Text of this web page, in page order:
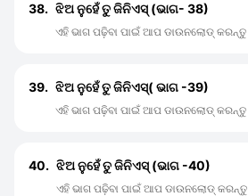
38. ଝିଅ ନୁହେଁ ତୁ ଜିନିଏସ୍ (ଭାଗ- 38)
ଏହି ଭାଗ ପଢ଼ିବା ପାଇଁ ଆପ ଡାଉନଲୋଡ୍ କରନ୍ତୁ
39. ଝିଅ ନୁହେଁ ତୁ ଜିନିଏସ୍( ଭାଗ -39)
ଏହି ଭାଗ ପଢ଼ିବା ପାଇଁ ଆପ ଡାଉନଲୋଡ୍ କରନ୍ତୁ
40. ଝିଅ ନୁହେଁ ତୁ ଜିନିଏସ୍ (ଭାଗ -40)
ଏହି ଭାଗ ପଢ଼ିବା ପାଇଁ ଆପ ଡାଉନଲୋଡ୍ କରନ୍ତୁ